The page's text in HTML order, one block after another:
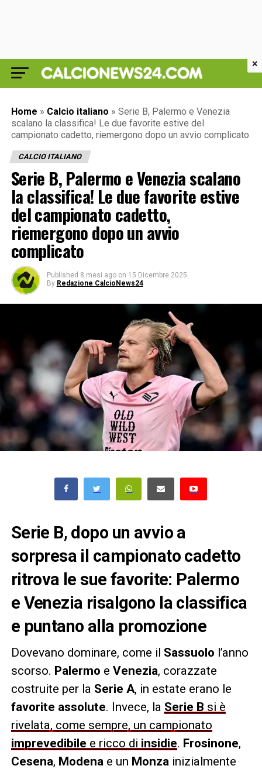
Home » Calcio italiano » Serie B, Palermo e Venezia
scalano la classifica! Le due favorite estive del
campionato cadetto, riemergono dopo un avvio complicato
CALCIO ITALIANO
Serie B, Palermo e Venezia scalano
la classifica! Le due favorite estive
del campionato cadetto,
riemergono dopo un avvio
complicato
Published 8 mesi ago on 15 Dicembre 2025
By Redazione CalcioNews24
Serie B, dopo un avvio a
sorpresa il campionato cadetto
ritrova le sue favorite: Palermo
e Venezia risalgono la classifica
e puntano alla promozione
Dovevano dominare, come il Sassuolo l’anno
scorso. Palermo e Venezia, corazzate
costruite per la Serie A, in estate erano le
favorite assolute. Invece, la Serie B si è
rivelata, come sempre, un campionato
imprevedibile e ricco di insidie. Frosinone,
Cesena, Modena e un Monza inizialmente
×